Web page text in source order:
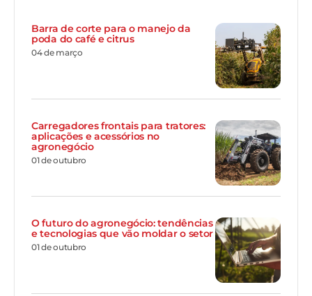
Barra de corte para o manejo da
poda do café e citrus
04 de março
Carregadores frontais para tratores:
aplicações e acessórios no
agronegócio
01 de outubro
O futuro do agronegócio: tendências
e tecnologias que vão moldar o setor
01 de outubro